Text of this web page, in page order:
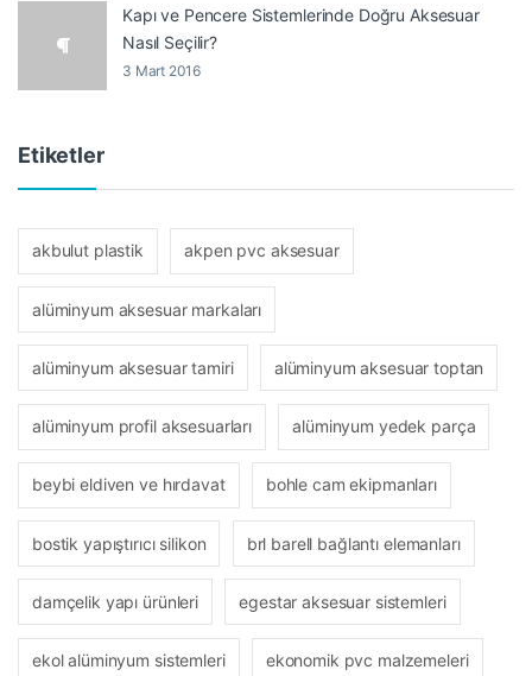
Kapı ve Pencere Sistemlerinde Doğru Aksesuar
Nasıl Seçilir?
3 Mart 2016
Etiketler
akbulut plastik akpen pvc aksesuar
alüminyum aksesuar markaları
alüminyum aksesuar tamiri alüminyum aksesuar toptan
alüminyum profil aksesuarları alüminyum yedek parça
beybi eldiven ve hırdavat bohle cam ekipmanları
bostik yapıştırıcı silikon brl barell bağlantı elemanları
damçelik yapı ürünleri egestar aksesuar sistemleri
ekol alüminyum sistemleri ekonomik pvc malzemeleri